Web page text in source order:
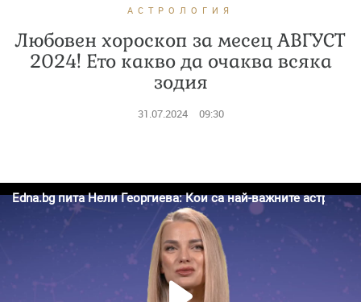
АСТРОЛОГИЯ
Любовен хороскоп за месец АВГУСТ
2024! Ето какво да очаква всяка
зодия
31.07.2024 09:30